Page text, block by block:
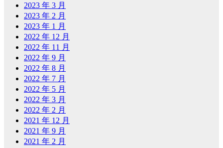
2023 年 3 月
2023 年 2 月
2023 年 1 月
2022 年 12 月
2022 年 11 月
2022 年 9 月
2022 年 8 月
2022 年 7 月
2022 年 5 月
2022 年 3 月
2022 年 2 月
2021 年 12 月
2021 年 9 月
2021 年 2 月